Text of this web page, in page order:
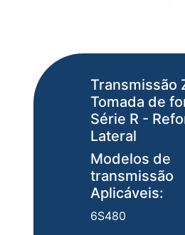
Transmissão
Tomada de
Série R -
Lateral
Modelos de
transmissão
Aplicáveis:
6S480